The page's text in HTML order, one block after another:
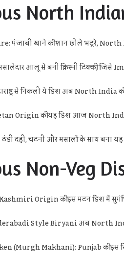
North
पंजाबी खाने की शान छोले भटूरे, North
आलू से बनी क्रिस्पी टिक्की, जिसे
से निकली ये डिश अब North India
Origin की यह डिश आज North
दही, चटनी और मसालों के साथ बना यह
Non-Veg
Origin की इस मटन डिश में
Style Biryani अब North
(Murgh Makhani): Punjab की इस